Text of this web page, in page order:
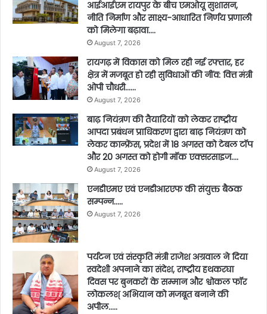
आईआईएम रायपुर के बीच एमओयू सुशासन,
नीति निर्माण और साक्ष्य-आधारित निर्णय प्रणाली
को मिलेगा बढ़ावा….
August 7, 2026
रायगढ़ में विकास को मिल रही नई रफ्तार, हर
क्षेत्र में मजबूत हो रही सुविधाओं की नींव: वित्त मंत्री
ओपी चौधरी……
August 7, 2026
बाढ़ नियंत्रण की तैयारियों को लेकर राष्ट्रीय
आपदा प्रबंधन प्राधिकरण द्वारा बाढ़ नियंत्रण को
लेकर कान्फ्रेंस, प्रदेश में 18 अगस्त को टेबल टॉप
और 20 अगस्त को होगी मॉक एक्सरसाइज….
August 7, 2026
एनडीएमए एवं एनडीआरएफ की संयुक्त बैठक
सम्पन्न…..
August 7, 2026
पर्यटन एवं संस्कृति मंत्री राजेश अग्रवाल ने दिया
स्वदेशी अपनाने का संदेश, राष्ट्रीय हथकरघा
दिवस पर बुनकरों के सम्मान और श्वोकल फॉर
लोकलश् अभियान को मजबूत बनाने की
अपील…..